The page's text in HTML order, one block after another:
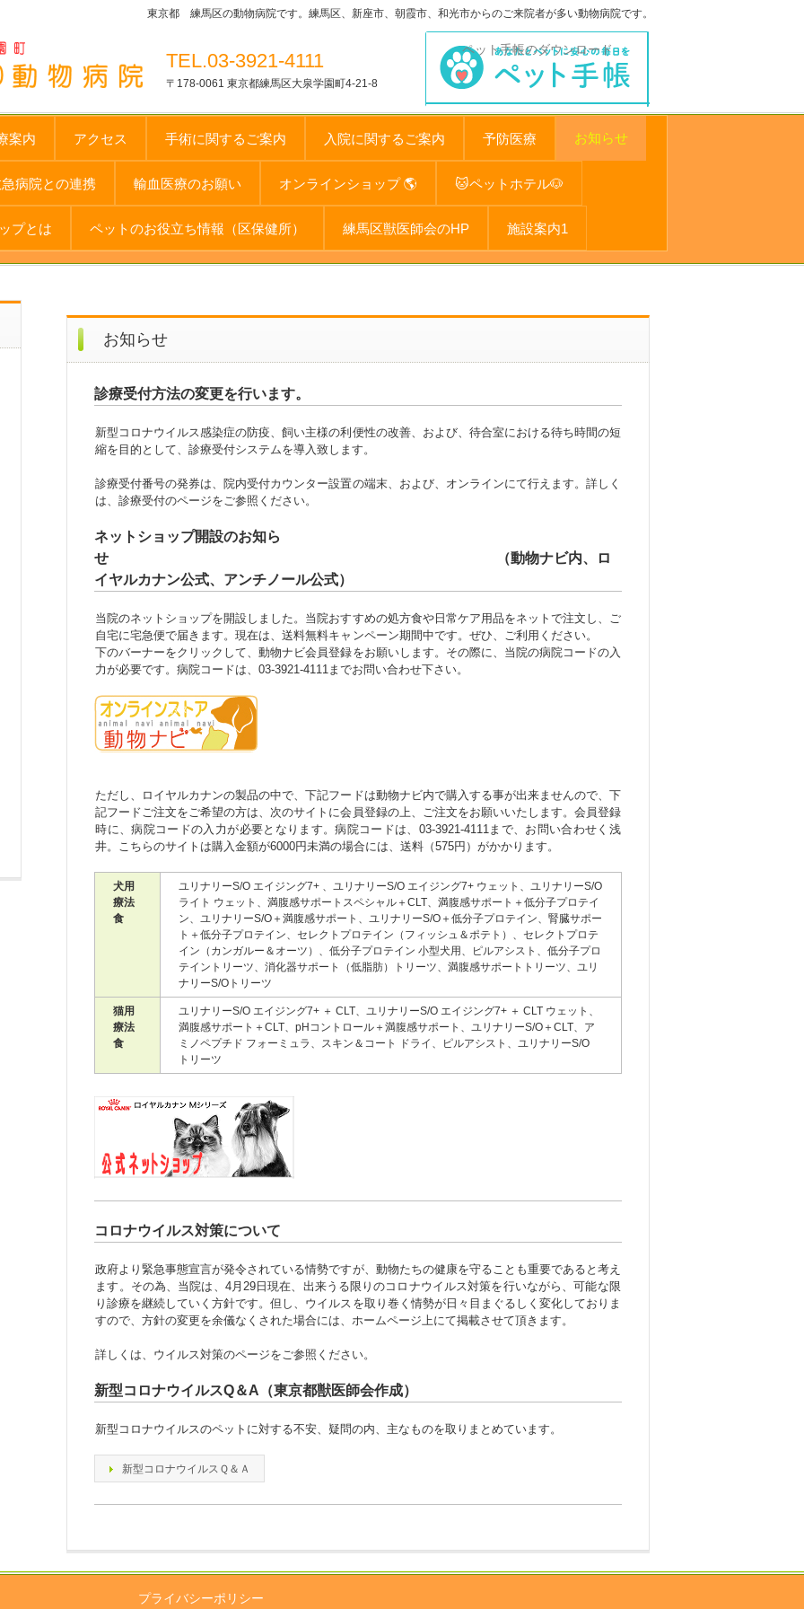
東京都 練馬区の動物病院です。練馬区、新座市、朝霞市、和光市からのご来院者が多い動物病院です。
TEL.03-3921-4111
〒178-0061 東京都練馬区大泉学園町4-21-8
ペット手帳のダウンロード
案内 アクセス 手術に関するご案内 入院に関するご案内 予防医療 お知らせ
病院との連携 輸血医療のお願い オンラインショップ 🌎 🐱ペットホテル🐶
プとは ペットのお役立ち情報（区保健所） 練馬区獣医師会のHP 施設案内1
お知らせ
診療受付方法の変更を行います。
新型コロナウイルス感染症の防疫、飼い主様の利便性の改善、および、待合室における待ち時間の短
縮を目的として、診療受付システムを導入致します。
診療受付番号の発券は、院内受付カウンター設置の端末、および、オンラインにて行えます。詳しく
は、診療受付のページをご参照ください。
ネットショップ開設のお知ら
せ （動物ナビ内、ロ
イヤルカナン公式、アンチノール公式）
当院のネットショップを開設しました。当院おすすめの処方食や日常ケア用品をネットで注文し、ご
自宅に宅急便で届きます。現在は、送料無料キャンペーン期間中です。ぜひ、ご利用ください。
下のバーナーをクリックして、動物ナビ会員登録をお願いします。その際に、当院の病院コードの入
力が必要です。病院コードは、03-3921-4111までお問い合わせ下さい。
ボタン
ただし、ロイヤルカナンの製品の中で、下記フードは動物ナビ内で購入する事が出来ませんので、下
記フードご注文をご希望の方は、次のサイトに会員登録の上、ご注文をお願いいたします。会員登録
時に、病院コードの入力が必要となります。病院コードは、03-3921-4111まで、お問い合わせく浅
井。こちらのサイトは購入金額が6000円未満の場合には、送料（575円）がかかります。
犬用
療法
食
ユリナリーS/O エイジング7+ 、ユリナリーS/O エイジング7+ ウェット、ユリナリーS/O
ライト ウェット、満腹感サポートスペシャル＋CLT、満腹感サポート＋低分子プロテイ
ン、ユリナリーS/O＋満腹感サポート、ユリナリーS/O＋低分子プロテイン、腎臓サポー
ト＋低分子プロテイン、セレクトプロテイン（フィッシュ＆ポテト）、セレクトプロテ
イン（カンガルー＆オーツ）、低分子プロテイン 小型犬用、ピルアシスト、低分子プロ
テイントリーツ、消化器サポート（低脂肪）トリーツ、満腹感サポートトリーツ、ユリ
ナリーS/Oトリーツ
猫用
療法
食
ユリナリーS/O エイジング7+ ＋ CLT、ユリナリーS/O エイジング7+ ＋ CLT ウェット、
満腹感サポート＋CLT、pHコントロール＋満腹感サポート、ユリナリーS/O＋CLT、ア
ミノペプチド フォーミュラ、スキン＆コート ドライ、ピルアシスト、ユリナリーS/O
トリーツ
ボタン
コロナウイルス対策について
政府より緊急事態宣言が発令されている情勢ですが、動物たちの健康を守ることも重要であると考え
ます。その為、当院は、4月29日現在、出来うる限りのコロナウイルス対策を行いながら、可能な限
り診療を継続していく方針です。但し、ウイルスを取り巻く情勢が日々目まぐるしく変化しておりま
すので、方針の変更を余儀なくされた場合には、ホームページ上にて掲載させて頂きます。
詳しくは、ウイルス対策のページをご参照ください。
新型コロナウイルスQ＆A（東京都獣医師会作成）
新型コロナウイルスのペットに対する不安、疑問の内、主なものを取りまとめています。
新型コロナウイルスＱ＆Ａ
プライバシーポリシー